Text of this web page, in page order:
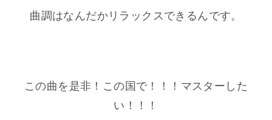
曲調はなんだかリラックスできるんです。
この曲を是非！この国で！！！マスターした
い！！！